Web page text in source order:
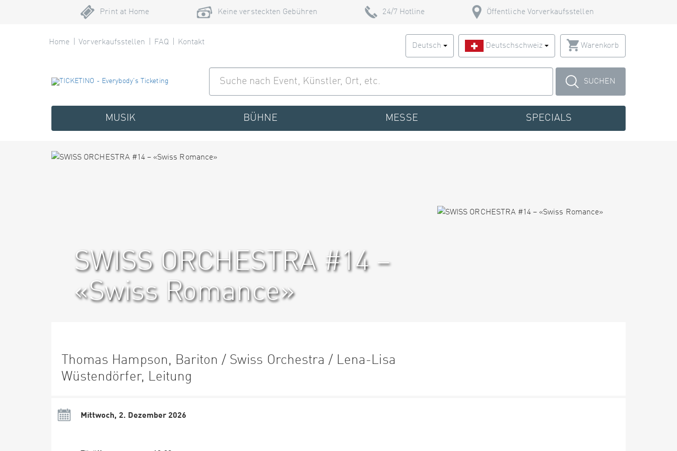
Print at Home Keine versteckten Gebühren 24/7 Hotline Öffentliche Vorverkaufsstellen
Home Vorverkaufsstellen FAQ Kontakt Deutsch Deutschschweiz Warenkorb
SUCHEN
MUSIK BÜHNE MESSE SPECIALS
SWISS ORCHESTRA #14 –
«Swiss Romance»
Thomas Hampson, Bariton / Swiss Orchestra / Lena-Lisa
Wüstendörfer, Leitung
Mittwoch, 2. Dezember 2026